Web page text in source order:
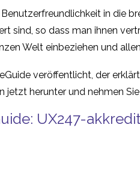
in die
sind, so dass man ihnen
Welt einbeziehen und
veröffentlicht, der
jetzt herunter und nehmen
UX247-